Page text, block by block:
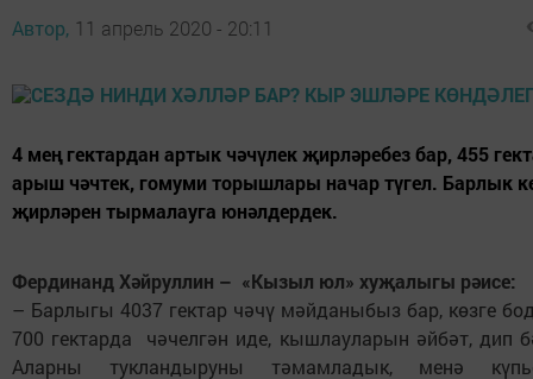
Автор, 11 апрель 2020 - 20:11
4 мең гектардан артык чәчүлек җирләребез бар, 455
арыш чәчтек, гомуми торышлары начар түгел. Барлык
җирләрен тырмалауга юнәлдердек.
Фердинанд Хәйруллин – «Кызыл юл» хуҗалыгы рәисе:
– Барлыгы 4037 гектар чәчү мәйданыбыз бар, көзге
700 гектарда чәчелгән иде, кышлауларын әйбәт, дип
Аларны тукландыруны тәмамладык, менә